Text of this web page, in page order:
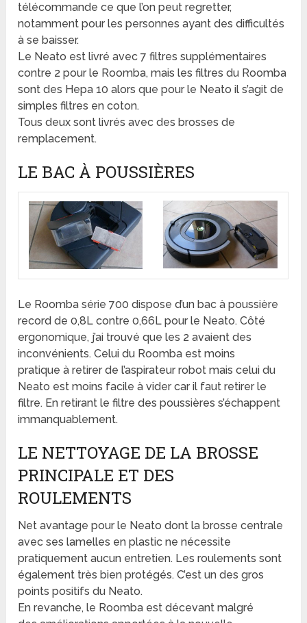
télécommande ce que l’on peut regretter,
notamment pour les personnes ayant des difficultés
à se baisser.
Le Neato est livré avec 7 filtres supplémentaires
contre 2 pour le Roomba, mais les filtres du Roomba
sont des Hepa 10 alors que pour le Neato il s’agit de
simples filtres en coton.
Tous deux sont livrés avec des brosses de
remplacement.
LE BAC À POUSSIÈRES
Le Roomba série 700 dispose d’un bac à poussière
record de 0,8L contre 0,66L pour le Neato. Côté
ergonomique, j’ai trouvé que les 2 avaient des
inconvénients. Celui du Roomba est moins
pratique à retirer de l’aspirateur robot mais celui du
Neato est moins facile à vider car il faut retirer le
filtre. En retirant le filtre des poussières s’échappent
immanquablement.
LE NETTOYAGE DE LA BROSSE
PRINCIPALE ET DES
ROULEMENTS
Net avantage pour le Neato dont la brosse centrale
avec ses lamelles en plastic ne nécessite
pratiquement aucun entretien. Les roulements sont
également très bien protégés. C’est un des gros
points positifs du Neato.
En revanche, le Roomba est décevant malgré